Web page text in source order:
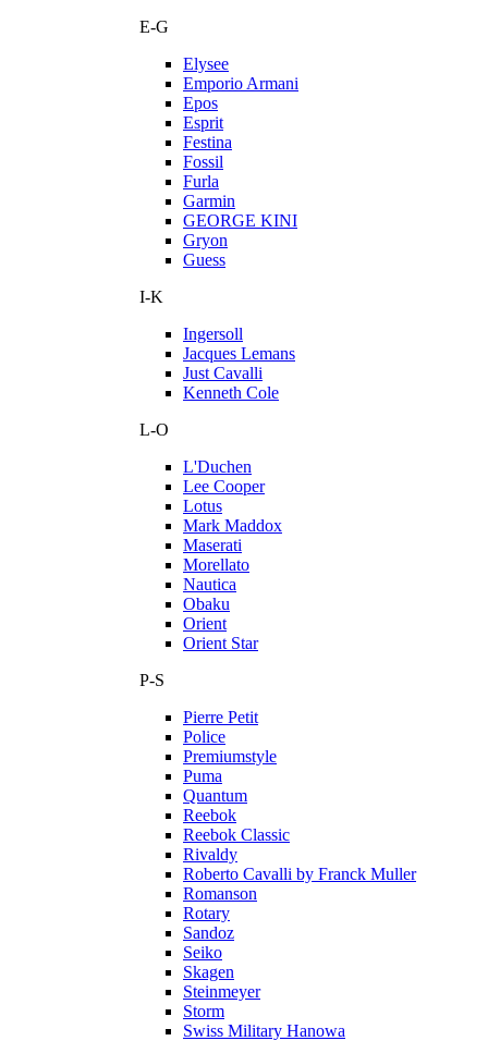
E-G
Elysee
Emporio Armani
Epos
Esprit
Festina
Fossil
Furla
Garmin
GEORGE KINI
Gryon
Guess
I-K
Ingersoll
Jacques Lemans
Just Cavalli
Kenneth Cole
L-O
L'Duchen
Lee Cooper
Lotus
Mark Maddox
Maserati
Morellato
Nautica
Obaku
Orient
Orient Star
P-S
Pierre Petit
Police
Premiumstyle
Puma
Quantum
Reebok
Reebok Classic
Rivaldy
Roberto Cavalli by Franck Muller
Romanson
Rotary
Sandoz
Seiko
Skagen
Steinmeyer
Storm
Swiss Military Hanowa